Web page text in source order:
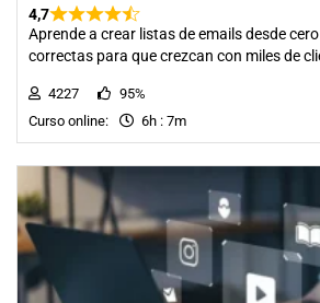
4,7
Aprende a crear listas de emails desde
correctas para que crezcan con miles de
4227
95%
Curso online:
6h : 7m